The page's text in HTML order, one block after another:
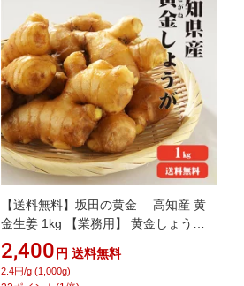
【送料無料】坂田の黄金 高知産 黄
金生姜 1kg 【業務用】 黄金しょうが
酢しょうが 紅茶 保存 生姜効能 根生姜
生姜 しょうが ショウガ 国産
2,400 円 送料無料
2.4円/g (1,000g)